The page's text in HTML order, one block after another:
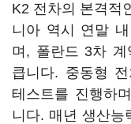
K2 전차의 본격적
니아 역시 연말
며, 폴란드 3차 계
큽니다. 중동형
테스트를 진행하
니다. 매년 생산능